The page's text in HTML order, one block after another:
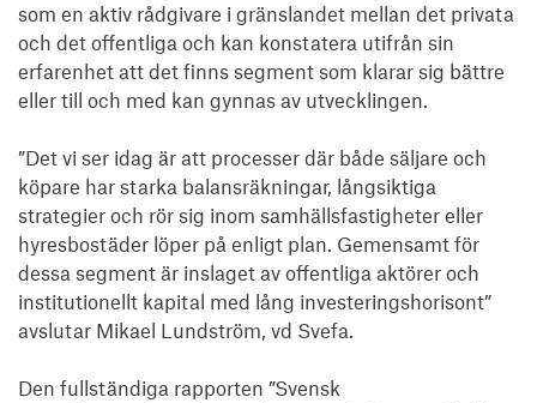
som en aktiv rådgivare i gränslandet mellan det privata
och det offentliga och kan konstatera utifrån sin
erfarenhet att det finns segment som klarar sig bättre
eller till och med kan gynnas av utvecklingen.
”Det vi ser idag är att processer där både säljare och
köpare har starka balansräkningar, långsiktiga
strategier och rör sig inom samhällsfastigheter eller
hyresbostäder löper på enligt plan. Gemensamt för
dessa segment är inslaget av offentliga aktörer och
institutionellt kapital med lång investeringshorisont”
avslutar Mikael Lundström, vd Svefa.
Den fullständiga rapporten ”Svensk